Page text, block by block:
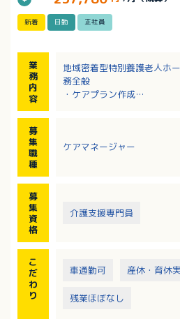
新着 日勤 正社員
業
務
内
容
地域密着型特別養護老人ホ
務全般
・ケアプラン作成
募
集
職
種
ケアマネージャー
募
集
資
格
介護支援専門員
こ
だ
わ
り
車通勤可 産休・育休
残業ほぼなし